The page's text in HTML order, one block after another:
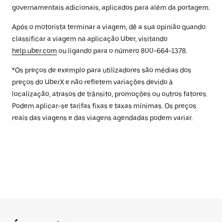
governamentais adicionais, aplicados para além da portagem.
Após o motorista terminar a viagem, dê a sua opinião quando
classificar a viagem na aplicação Uber, visitando
help.uber.com ou ligando para o número 800-664-1378.
*Os preços de exemplo para utilizadores são médias dos
preços do UberX e não refletem variações devido à
localização, atrasos de trânsito, promoções ou outros fatores.
Podem aplicar-se tarifas fixas e taxas mínimas. Os preços
reais das viagens e das viagens agendadas podem variar.